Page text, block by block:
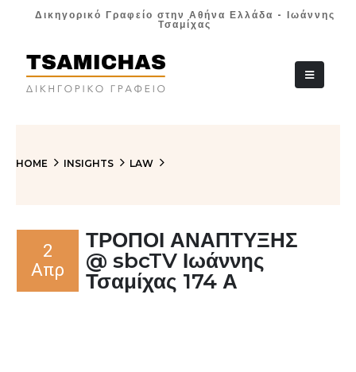
Δικηγορικό Γραφείο στην Αθήνα Ελλάδα - Ιωάννης
Τσαμίχας
HOME INSIGHTS LAW
2
Απρ
ΤΡΟΠΟΙ ΑΝΑΠΤΥΞΗΣ
@ sbcTV Ιωάννης
Τσαμίχας 174 Α